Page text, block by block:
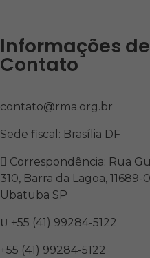
Informações de
Contato
contato@rma.org.br
Sede fiscal: Brasília DF
Correspondência: Rua
310, Barra da Lagoa, 11689-
Ubatuba SP
+55 (41) 99284-5122
+55 (41) 99284-5122